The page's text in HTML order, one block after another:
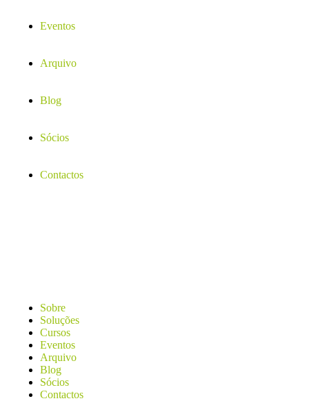
Eventos
Arquivo
Blog
Sócios
Contactos
Sobre
Soluções
Cursos
Eventos
Arquivo
Blog
Sócios
Contactos